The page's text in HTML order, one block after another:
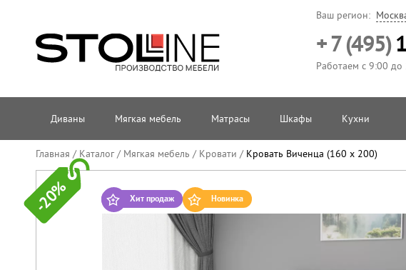
Ваш регион:
+ 7 (495)
Работаем с 9:00 до
Диваны Мягкая мебель Матрасы Шкафы Кухни
Главная / Каталог/ Мягкая мебель / Кровати / Кровать Виченца (160 х 200)
-20% Хит продаж Новинка